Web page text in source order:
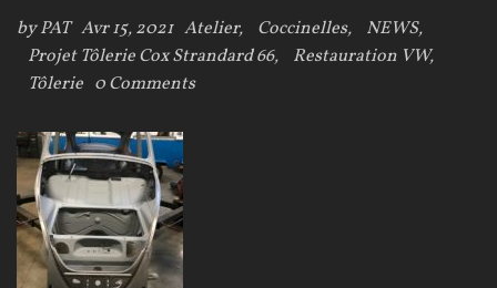
byPAT Avr 15, 2021 Atelier, Coccinelles, NEWS,
Projet Tôlerie Cox Strandard 66, Restauration VW,
Tôlerie 0 Comments